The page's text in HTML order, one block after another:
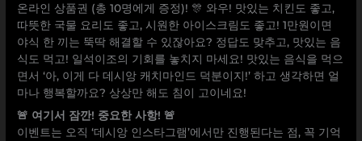
온라인 상품권 (총 10명에게 증정)! 🎊 와우! 맛있는 치킨도 좋고,
따뜻한 국물 요리도 좋고, 시원한 아이스크림도 좋고! 1만원이면
야식 한 끼는 뚝딱 해결할 수 있잖아요? 정답도 맞추고, 맛있는 음
식도 먹고! 일석이조의 기회를 놓치지 마세요! 맛있는 음식을 먹으
면서 ‘아, 이게 다 데시앙 캐치마인드 덕분이지!’ 하고 생각하면 얼
마나 행복할까요? 상상만 해도 침이 고이네요!
🚨 여기서 잠깐! 중요한 사항! 🚨
이벤트는 오직 ‘데시앙 인스타그램’에서만 진행된다는 점, 꼭 기억